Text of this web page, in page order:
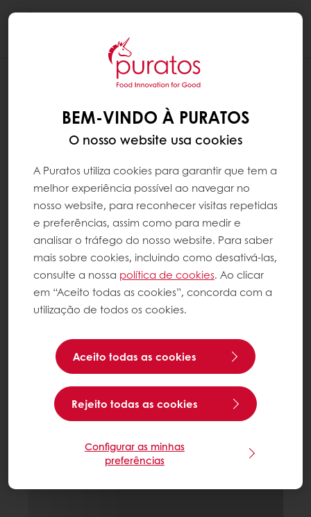
BEM-VINDO À PURATOS
O nosso website usa cookies
A Puratos utiliza cookies para garantir que tem a
melhor experiência possível ao navegar no
nosso website, para reconhecer visitas repetidas
e preferências, assim como para medir e
analisar o tráfego do nosso website. Para saber
mais sobre cookies, incluindo como desativá-las,
consulte a nossa política de cookies. Ao clicar
em “Aceito todas as cookies”, concorda com a
utilização de todos os cookies.
Aceito todas as cookies
Rejeito todas as cookies
Configurar as minhas
preferências